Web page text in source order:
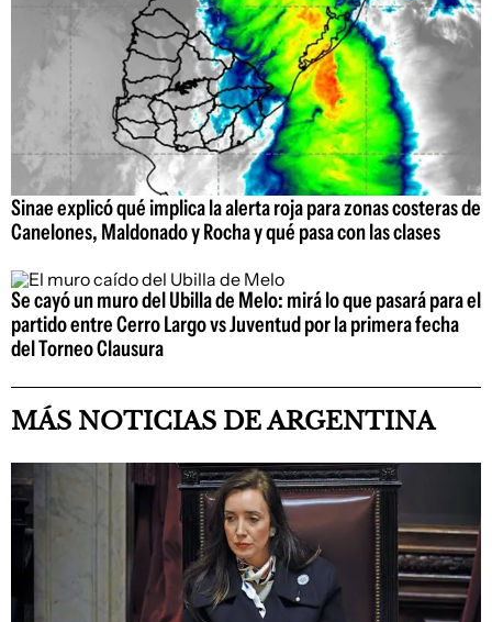
Sinae explicó qué implica la alerta roja para zonas costeras de
Canelones, Maldonado y Rocha y qué pasa con las clases
Se cayó un muro del Ubilla de Melo: mirá lo que pasará para el
partido entre Cerro Largo vs Juventud por la primera fecha
del Torneo Clausura
MÁS NOTICIAS DE ARGENTINA